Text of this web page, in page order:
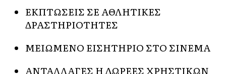
ΕΚΠΤΩΣΕΙΣ ΣΕ ΑΘΛΗΤΙΚΕΣ
ΔΡΑΣΤΗΡΙΟΤΗΤΕΣ
ΜΕΙΩΜΕΝΟ ΕΙΣΗΤΗΡΙΟ ΣΤΟ ΣΙΝΕΜΑ
ΑΝΤΑΛΛΑΓΕΣ Η ΔΩΡΕΕΣ ΧΡΗΣΤΙΚΩΝ